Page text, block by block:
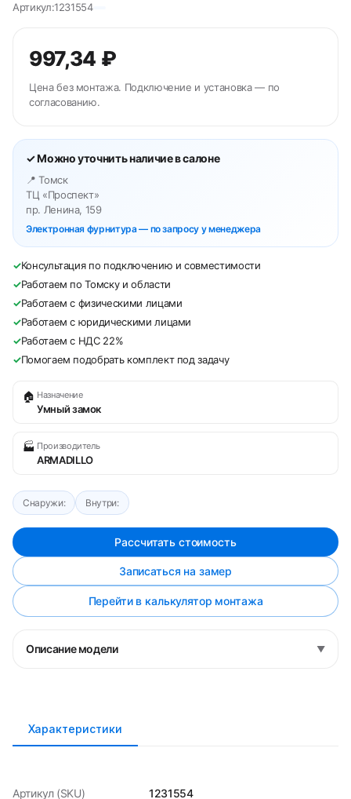
Артикул:1231554
997,34 ₽
Цена без монтажа. Подключение и установка — по
согласованию.
✓ Можно уточнить наличие в салоне
📍 Томск
ТЦ «Проспект»
пр. Ленина, 159
Электронная фурнитура — по запросу у менеджера
✓Консультация по подключению и совместимости
✓Работаем по Томску и области
✓Работаем с физическими лицами
✓Работаем с юридическими лицами
✓Работаем с НДС 22%
✓Помогаем подобрать комплект под задачу
🏠 Назначение
Умный замок
🏭 Производитель
ARMADILLO
Снаружи: Внутри:
Рассчитать стоимость
Записаться на замер
Перейти в калькулятор монтажа
Описание модели ▼
Характеристики
Артикул (SKU) 1231554